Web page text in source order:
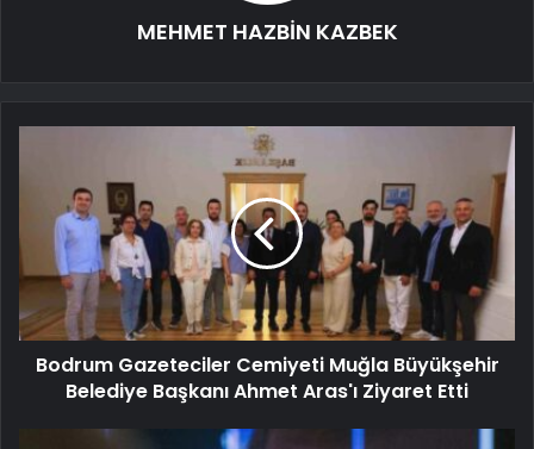
MEHMET HAZBİN KAZBEK
Bodrum Gazeteciler Cemiyeti Muğla Büyükşehir
Belediye Başkanı Ahmet Aras'ı Ziyaret Etti